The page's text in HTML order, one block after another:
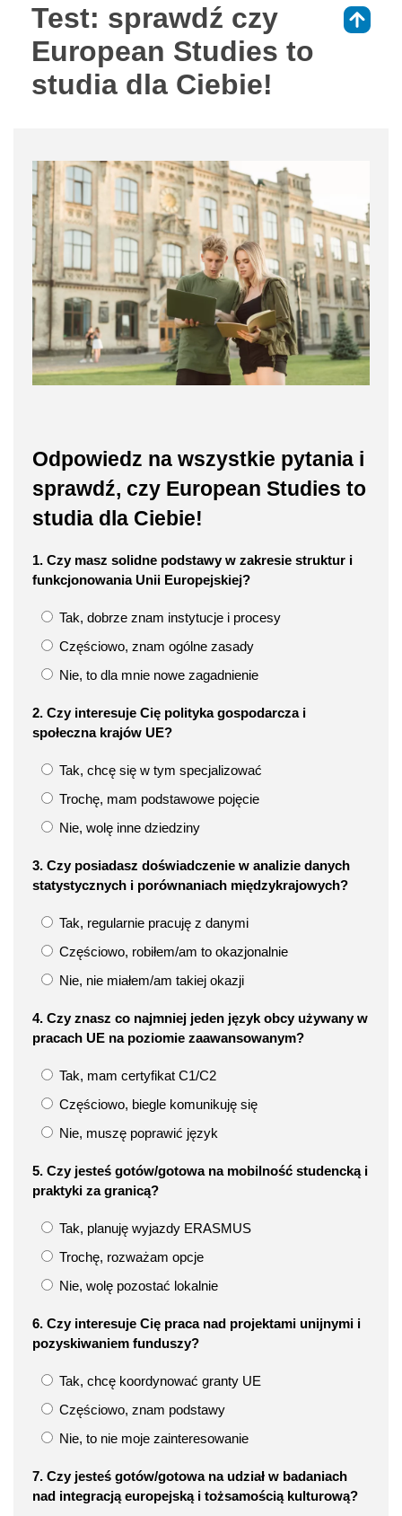
Test: sprawdź czy
European Studies to
studia dla Ciebie!
Odpowiedz na wszystkie pytania i
sprawdź, czy European Studies to
studia dla Ciebie!
1. Czy masz solidne podstawy w zakresie struktur i
funkcjonowania Unii Europejskiej?
Tak, dobrze znam instytucje i procesy
Częściowo, znam ogólne zasady
Nie, to dla mnie nowe zagadnienie
2. Czy interesuje Cię polityka gospodarcza i
społeczna krajów UE?
Tak, chcę się w tym specjalizować
Trochę, mam podstawowe pojęcie
Nie, wolę inne dziedziny
3. Czy posiadasz doświadczenie w analizie danych
statystycznych i porównaniach międzykrajowych?
Tak, regularnie pracuję z danymi
Częściowo, robiłem/am to okazjonalnie
Nie, nie miałem/am takiej okazji
4. Czy znasz co najmniej jeden język obcy używany w
pracach UE na poziomie zaawansowanym?
Tak, mam certyfikat C1/C2
Częściowo, biegle komunikuję się
Nie, muszę poprawić język
5. Czy jesteś gotów/gotowa na mobilność studencką i
praktyki za granicą?
Tak, planuję wyjazdy ERASMUS
Trochę, rozważam opcje
Nie, wolę pozostać lokalnie
6. Czy interesuje Cię praca nad projektami unijnymi i
pozyskiwaniem funduszy?
Tak, chcę koordynować granty UE
Częściowo, znam podstawy
Nie, to nie moje zainteresowanie
7. Czy jesteś gotów/gotowa na udział w badaniach
nad integracją europejską i tożsamością kulturową?